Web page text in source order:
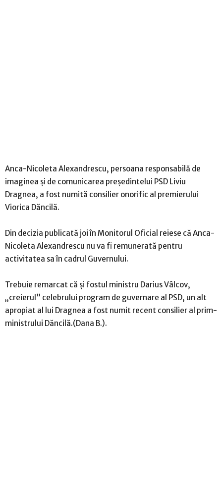
Anca-Nicoleta Alexandrescu, persoana responsabilă de
imaginea şi de comunicarea preşedintelui PSD Liviu
Dragnea, a fost numită consilier onorific al premierului
Viorica Dăncilă.
Din decizia publicată joi în Monitorul Oficial reiese că Anca-
Nicoleta Alexandrescu nu va fi remunerată pentru
activitatea sa în cadrul Guvernului.
Trebuie remarcat că şi fostul ministru Darius Vâlcov,
„creierul” celebrului program de guvernare al PSD, un alt
apropiat al lui Dragnea a fost numit recent consilier al prim-
ministrului Dăncilă.(Dana B.).